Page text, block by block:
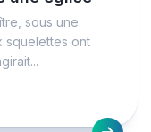
sous une
squelettes ont